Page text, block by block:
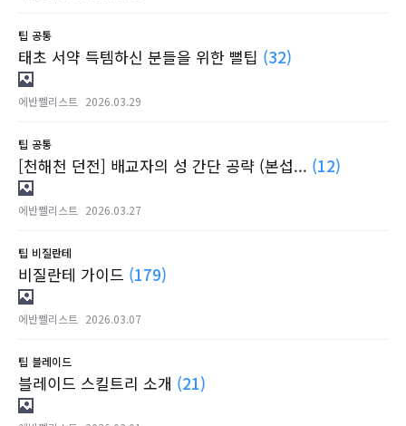
팁 공통
태초 서약 득템하신 분들을 위한 뻘팁 (32)
에반쩰리스트 2026.03.29
팁 공통
[천해천 던전] 배교자의 성 간단 공략 (본섭... (12)
에반쩰리스트 2026.03.27
팁 비질란테
비질란테 가이드 (179)
에반쩰리스트 2026.03.07
팁 블레이드
블레이드 스킬트리 소개 (21)